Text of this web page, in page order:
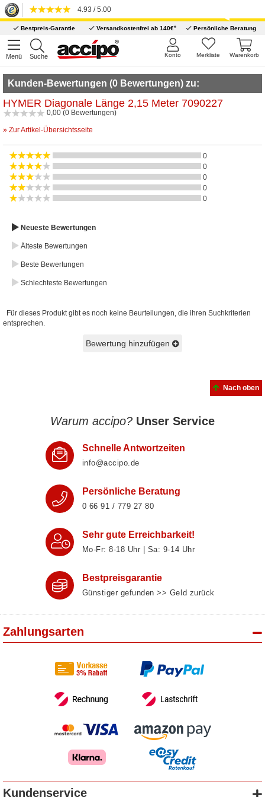
4.93 / 5.00
Bestpreis-Garantie Versandkostenfrei ab 140€* Persönliche Beratung
Menü Suche Warenkorb
Merkliste
Konto
Kunden-Bewertungen (0 Bewertungen) zu:
HYMER Diagonale Länge 2,15 Meter 7090227
0,00 (0 Bewertungen)
» Zur Artikel-Übersichtsseite
0
0
0
0
0
Neueste Bewertungen
Älteste Bewertungen
Beste Bewertungen
Schlechteste Bewertungen
Für dieses Produkt gibt es noch keine Beurteilungen, die ihren Suchkriterien
entsprechen.
Bewertung hinzufügen
Nach oben
Warum accipo? Unser Service
Schnelle Antwortzeiten
info@accipo.de
Persönliche Beratung
0 66 91 / 779 27 80
Sehr gute Erreichbarkeit!
Mo-Fr: 8‑18 Uhr | Sa: 9‑14 Uhr
Bestpreisgarantie
Günstiger gefunden >> Geld zurück
Zahlungsarten
Kundenservice